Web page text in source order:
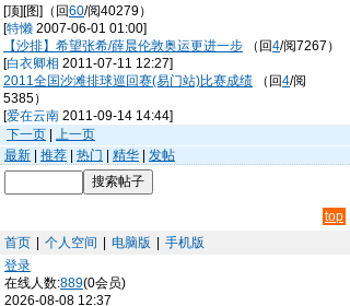
[顶][图]（回60/阅40279）
[特懒 2007-06-01 01:00]
【沙排】希望张希/薛晨伦敦奥运更进一步 （回4/阅7267）
[白衣卿相 2011-07-11 12:27]
2011全国沙滩排球巡回赛(易门站)比赛成绩 （回4/阅
5385）
[爱在云南 2011-09-14 14:44]
下一页
上一页
最新
推荐 热门 精华 发帖
top
首页
个人空间 电脑版
手机版
登录
在线人数:889(0会员)
2026-08-08 12:37